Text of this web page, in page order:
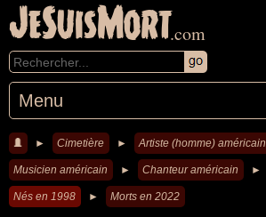
JeSuisMort.com
Menu
► Cimetière ► Artiste (homme) américain
Musicien américain ► Chanteur américain ►
Nés en 1998 ► Morts en 2022